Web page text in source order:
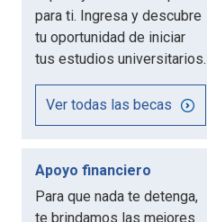
para ti. Ingresa y descubre
tu oportunidad de iniciar
tus estudios universitarios.
Ver todas las becas
Apoyo financiero
Para que nada te detenga,
te brindamos las mejores